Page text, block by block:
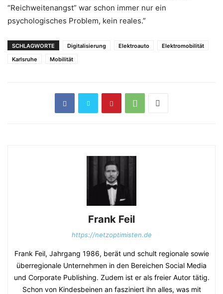
“Reichweitenangst” war schon immer nur ein
psychologisches Problem, kein reales.”
SCHLAGWORTE Digitalisierung Elektroauto
Elektromobilität
Karlsruhe
Mobilität
Frank Feil
https://netzoptimisten.de
Frank Feil, Jahrgang 1986, berät und schult regionale sowie
überregionale Unternehmen in den Bereichen Social Media
und Corporate Publishing. Zudem ist er als freier Autor tätig.
Schon von Kindesbeinen an fasziniert ihn alles, was mit